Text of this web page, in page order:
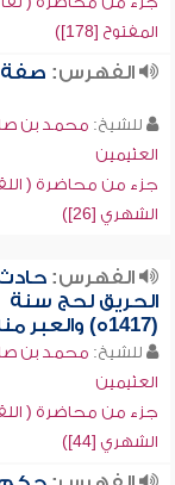
المفتوح [178])
الفهرس: صفة
للشيخ: محمد بن
العثيمين
جزء من محاضرة (
الشهري [26])
الفهرس:
الحريق لحج سنة
(1417ه) والعبر منه
للشيخ: محمد بن
العثيمين
جزء من محاضرة (
الشهري [44])